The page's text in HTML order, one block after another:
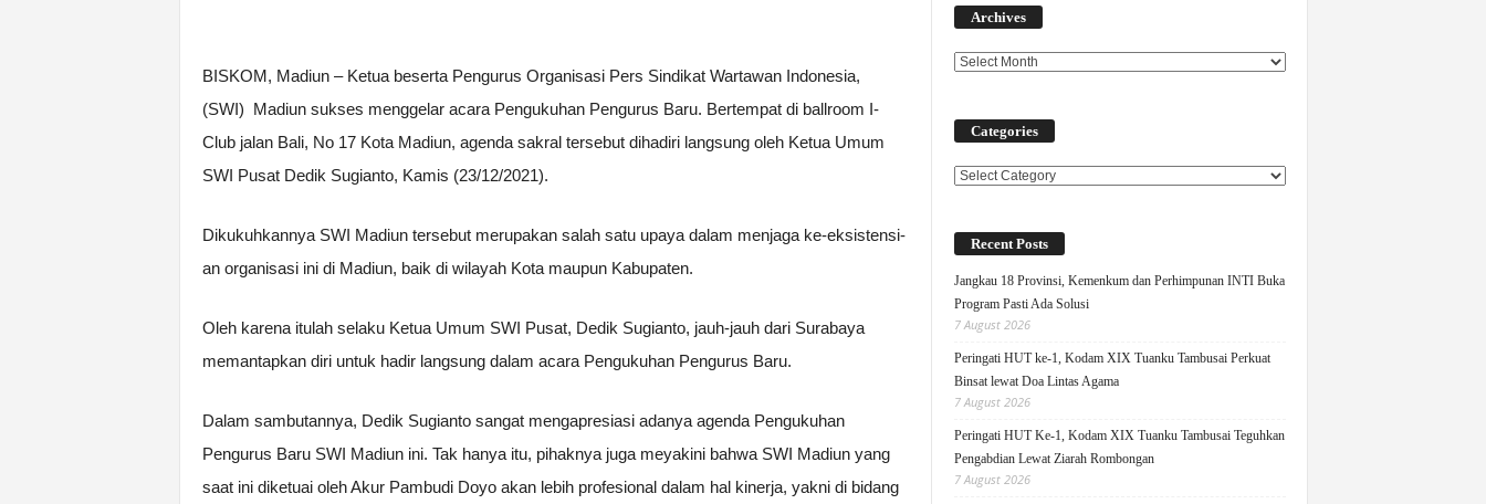
BISKOM, Madiun – Ketua beserta Pengurus Organisasi Pers Sindikat Wartawan Indonesia,
(SWI) Madiun sukses menggelar acara Pengukuhan Pengurus Baru. Bertempat di ballroom I-
Club jalan Bali, No 17 Kota Madiun, agenda sakral tersebut dihadiri langsung oleh Ketua Umum
SWI Pusat Dedik Sugianto, Kamis (23/12/2021).
Dikukuhkannya SWI Madiun tersebut merupakan salah satu upaya dalam menjaga ke-eksistensi-
an organisasi ini di Madiun, baik di wilayah Kota maupun Kabupaten.
Oleh karena itulah selaku Ketua Umum SWI Pusat, Dedik Sugianto, jauh-jauh dari Surabaya
memantapkan diri untuk hadir langsung dalam acara Pengukuhan Pengurus Baru.
Dalam sambutannya, Dedik Sugianto sangat mengapresiasi adanya agenda Pengukuhan
Pengurus Baru SWI Madiun ini. Tak hanya itu, pihaknya juga meyakini bahwa SWI Madiun yang
saat ini diketuai oleh Akur Pambudi Doyo akan lebih profesional dalam hal kinerja, yakni di bidang
Archives
Categories
Categories
Recent Posts
Jangkau 18 Provinsi, Kemenkum dan Perhimpunan INTI Buka
Program Pasti Ada Solusi
7 August 2026
Peringati HUT ke-1, Kodam XIX Tuanku Tambusai Perkuat
Binsat lewat Doa Lintas Agama
7 August 2026
Peringati HUT Ke-1, Kodam XIX Tuanku Tambusai Teguhkan
Pengabdian Lewat Ziarah Rombongan
7 August 2026